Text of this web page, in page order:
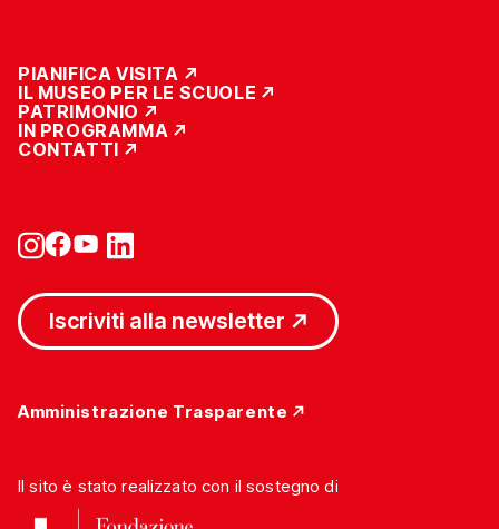
PIANIFICA VISITA
IL MUSEO PER LE SCUOLE
PATRIMONIO
IN PROGRAMMA
CONTATTI
Iscriviti alla newsletter
Amministrazione Trasparente
Il sito è stato realizzato con il sostegno di